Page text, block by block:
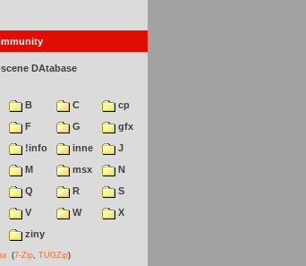
DAtabase
B C
cp
F G
gfx
!info inne
J
M msx
N
Q R
S
V W
X
ziny
(7-Zip TUGZip)